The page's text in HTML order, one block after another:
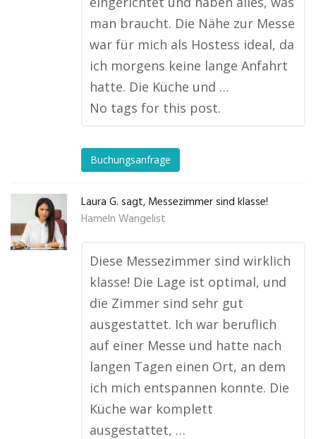
man braucht. Die Nähe zur Messe
war für mich als Hostess ideal, da
ich morgens keine lange Anfahrt
hatte. Die Küche und …
No tags for this post.
Buchungsanfrage
Laura G. sagt, Messezimmer sind klasse!
Hameln Wangelist
Diese Messezimmer sind wirklich
klasse! Die Lage ist optimal, und
die Zimmer sind sehr gut
ausgestattet. Ich war beruflich
auf einer Messe und hatte nach
langen Tagen einen Ort, an dem
ich mich entspannen konnte. Die
Küche war komplett
ausgestattet, …